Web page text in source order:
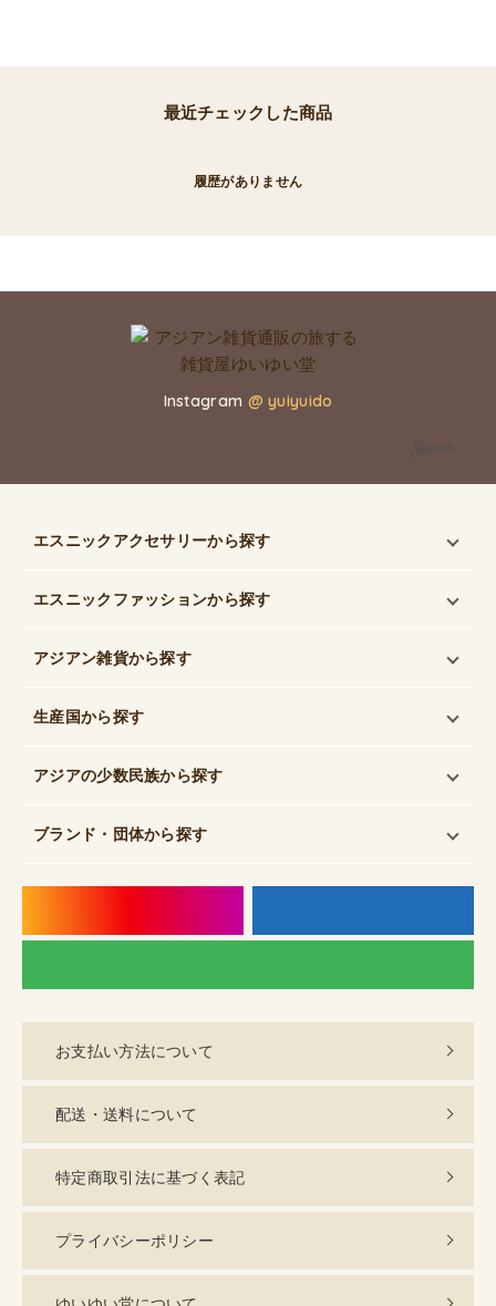
最近チェックした商品
履歴がありません
Instagram @ yuiyuido
エスニックアクセサリーから探す
エスニックファッションから探す
アジアン雑貨から探す
生産国から探す
アジアの少数民族から探す
ブランド・団体から探す
お支払い方法について
配送・送料について
特定商取引法に基づく表記
プライバシーポリシー